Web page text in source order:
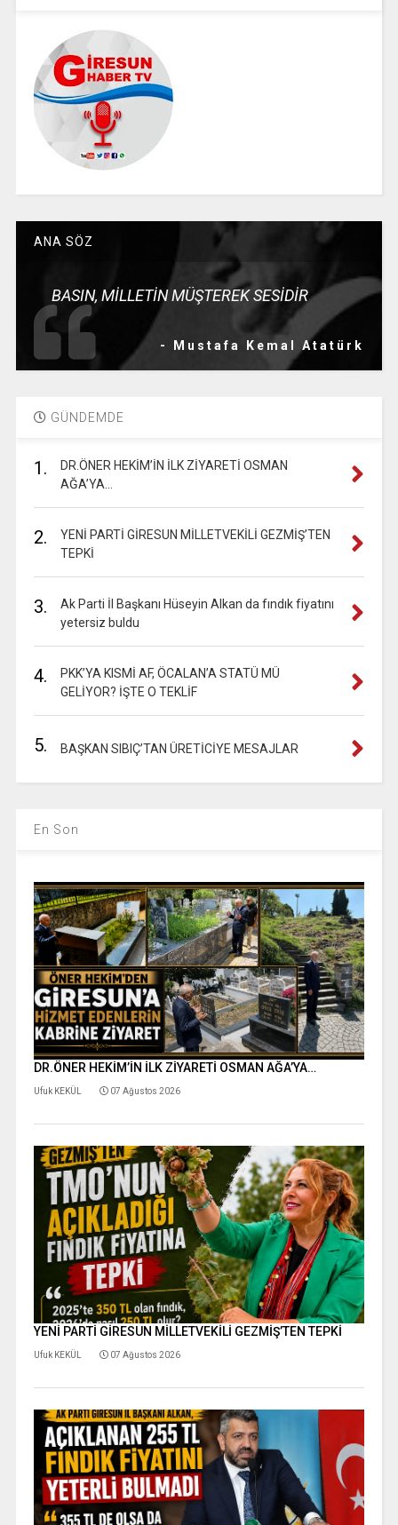
ANA SÖZ
BASIN, MİLLETİN MÜŞTEREK SESİDİR
- Mustafa Kemal Atatürk
GÜNDEMDE
1.
DR.ÖNER HEKİM’İN İLK ZİYARETİ OSMAN
AĞA’YA…
2.
YENİ PARTİ GİRESUN MİLLETVEKİLİ GEZMİŞ’TEN
TEPKİ
3.
Ak Parti İl Başkanı Hüseyin Alkan da fındık fiyatını
yetersiz buldu
4.
PKK’YA KISMİ AF, ÖCALAN’A STATÜ MÜ
GELİYOR? İŞTE O TEKLİF
5. BAŞKAN SIBIÇ’TAN ÜRETİCİYE MESAJLAR
En Son
DR.ÖNER HEKİM’İN İLK ZİYARETİ OSMAN AĞA’YA…
Ufuk KEKÜL 07 Ağustos 2026
YENİ PARTİ GİRESUN MİLLETVEKİLİ GEZMİŞ’TEN TEPKİ
Ufuk KEKÜL 07 Ağustos 2026